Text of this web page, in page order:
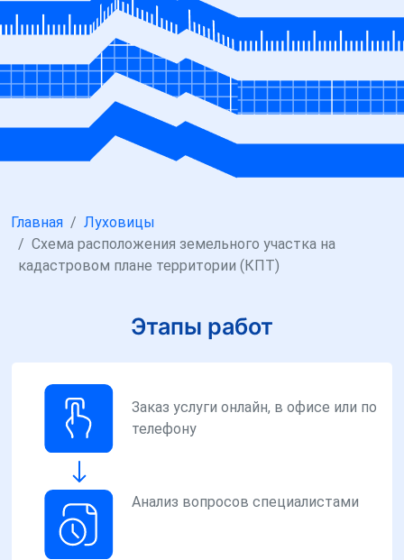
Главная
Луховицы
Схема расположения земельного участка на
кадастровом плане территории (КПТ)
Этапы работ
Заказ услуги онлайн, в офисе или по
телефону
Анализ вопросов специалистами